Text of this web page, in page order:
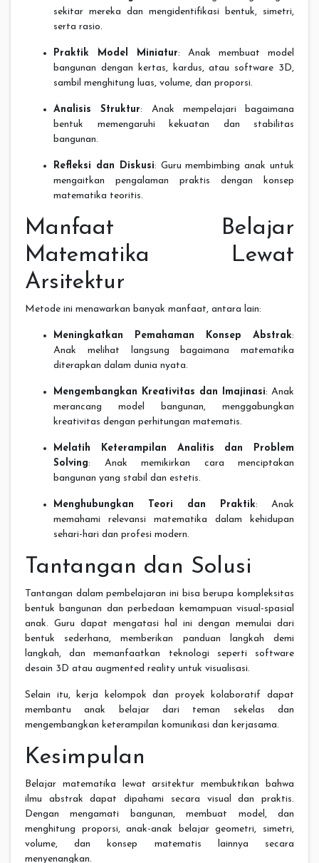
sekitar mereka dan mengidentifikasi bentuk, simetri,
serta rasio.
Praktik Model Miniatur: Anak membuat model
bangunan dengan kertas, kardus, atau software 3D,
sambil menghitung luas, volume, dan proporsi.
Analisis Struktur: Anak mempelajari bagaimana
bentuk memengaruhi kekuatan dan stabilitas
bangunan.
Refleksi dan Diskusi: Guru membimbing anak untuk
mengaitkan pengalaman praktis dengan konsep
matematika teoritis.
Manfaat Belajar
Matematika Lewat
Arsitektur
Metode ini menawarkan banyak manfaat, antara lain:
Meningkatkan Pemahaman Konsep Abstrak:
Anak melihat langsung bagaimana matematika
diterapkan dalam dunia nyata.
Mengembangkan Kreativitas dan Imajinasi: Anak
merancang model bangunan, menggabungkan
kreativitas dengan perhitungan matematis.
Melatih Keterampilan Analitis dan Problem
Solving: Anak memikirkan cara menciptakan
bangunan yang stabil dan estetis.
Menghubungkan Teori dan Praktik: Anak
memahami relevansi matematika dalam kehidupan
sehari-hari dan profesi modern.
Tantangan dan Solusi
Tantangan dalam pembelajaran ini bisa berupa kompleksitas
bentuk bangunan dan perbedaan kemampuan visual-spasial
anak. Guru dapat mengatasi hal ini dengan memulai dari
bentuk sederhana, memberikan panduan langkah demi
langkah, dan memanfaatkan teknologi seperti software
desain 3D atau augmented reality untuk visualisasi.
Selain itu, kerja kelompok dan proyek kolaboratif dapat
membantu anak belajar dari teman sekelas dan
mengembangkan keterampilan komunikasi dan kerjasama.
Kesimpulan
Belajar matematika lewat arsitektur membuktikan bahwa
ilmu abstrak dapat dipahami secara visual dan praktis.
Dengan mengamati bangunan, membuat model, dan
menghitung proporsi, anak-anak belajar geometri, simetri,
volume, dan konsep matematis lainnya secara
menyenangkan.